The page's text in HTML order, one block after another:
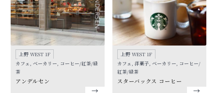
上野 WEST 1F
カフェ, ベーカリー, コーヒー/紅茶/緑
茶
アンデルセン
上野 WEST 1F
カフェ, 洋菓子, ベーカリー, コーヒー/
紅茶/緑茶
スターバックス コーヒー